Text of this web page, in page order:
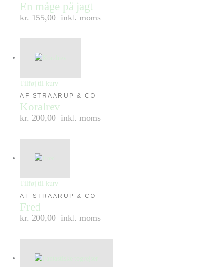
En måge på jagt
kr. 155,00 inkl. moms
Tilføj til kurv
AF STRAARUP & CO
Koralrev
kr. 200,00 inkl. moms
Tilføj til kurv
AF STRAARUP & CO
Fred
kr. 200,00 inkl. moms